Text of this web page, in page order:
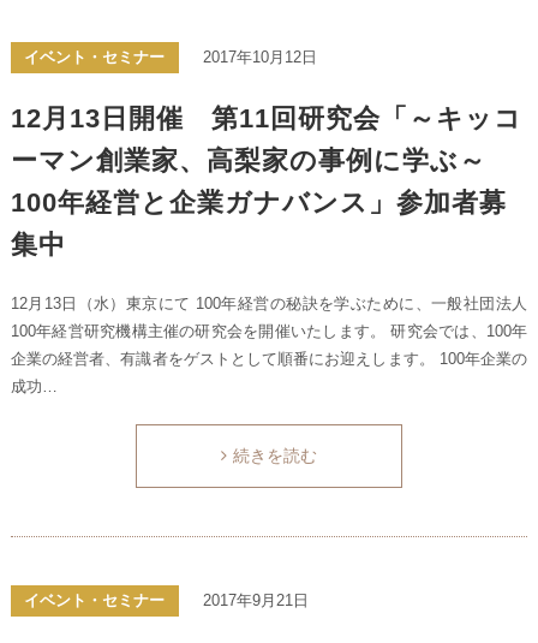
イベント・セミナー 2017年10月12日
12月13日開催 第11回研究会「～キッコ
ーマン創業家、高梨家の事例に学ぶ～
100年経営と企業ガナバンス」参加者募
集中
12月13日（水）東京にて 100年経営の秘訣を学ぶために、一般社団法人
100年経営研究機構主催の研究会を開催いたします。 研究会では、100年
企業の経営者、有識者をゲストとして順番にお迎えします。 100年企業の
成功…
続きを読む
イベント・セミナー 2017年9月21日